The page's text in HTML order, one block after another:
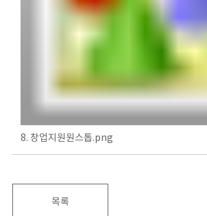
8. 창업지원원스톱.png
목록